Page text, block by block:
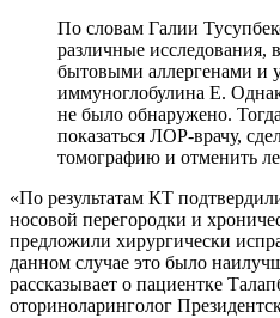
По словам Галии
различные исследования,
бытовыми аллергенами и
иммуноглобулина Е.
не было обнаружено.
показаться ЛОР-врачу,
томографию и отменить
«По результатам КТ
носовой перегородки и
предложили хирургически
данном случае это было
рассказывает о пациентке
оториноларинголог